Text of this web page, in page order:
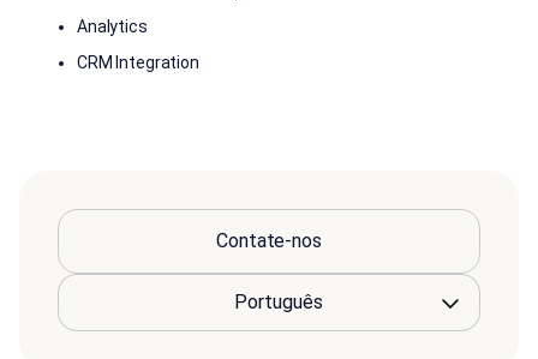
Analytics
CRM Integration
Contate-nos